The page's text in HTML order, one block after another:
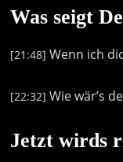
Was seigt
[21:48] Wenn ich
[22:32] Wie wär’s
Jetzt wirds